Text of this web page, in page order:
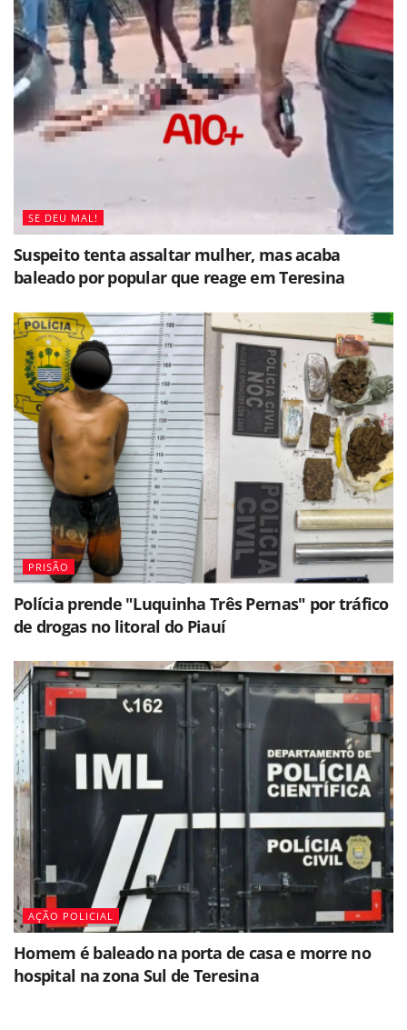
SE DEU MAL!
Suspeito tenta assaltar mulher, mas acaba
baleado por popular que reage em Teresina
PRISÃO
Polícia prende "Luquinha Três Pernas" por tráfico
de drogas no litoral do Piauí
AÇÃO POLICIAL
Homem é baleado na porta de casa e morre no
hospital na zona Sul de Teresina